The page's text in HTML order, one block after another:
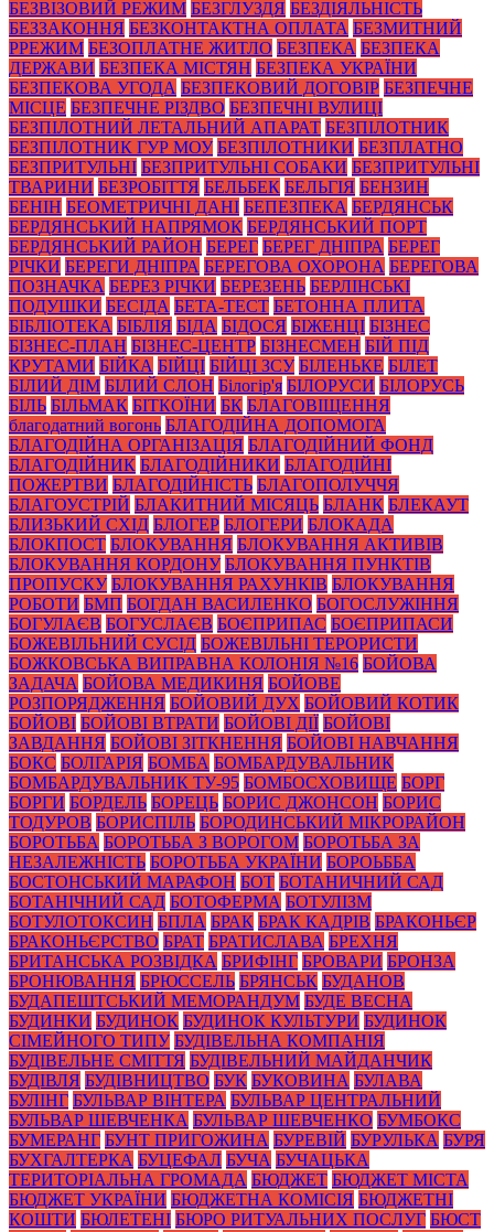
БЕЗВІЗОВИЙ РЕЖИМ БЕЗГЛУЗДЯ БЕЗДІЯЛЬНІСТЬ
БЕЗЗАКОННЯ БЕЗКОНТАКТНА ОПЛАТА БЕЗМИТНИЙ
РРЕЖИМ БЕЗОПЛАТНЕ ЖИТЛО БЕЗПЕКА БЕЗПЕКА
ДЕРЖАВИ БЕЗПЕКА МІСТЯН БЕЗПЕКА УКРАЇНИ
БЕЗПЕКОВА УГОДА БЕЗПЕКОВИЙ ДОГОВІР БЕЗПЕЧНЕ
МІСЦЕ БЕЗПЕЧНЕ РІЗДВО БЕЗПЕЧНІ ВУЛИЦІ
БЕЗПІЛОТНИЙ ЛЕТАЛЬНИЙ АПАРАТ БЕЗПІЛОТНИК
БЕЗПІЛОТНИК ГУР МОУ БЕЗПІЛОТНИКИ БЕЗПЛАТНО
БЕЗПРИТУЛЬНІ БЕЗПРИТУЛЬНІ СОБАКИ БЕЗПРИТУЛЬНІ
ТВАРИНИ БЕЗРОБІТТЯ БЕЛЬБЕК БЕЛЬГІЯ БЕНЗИН
БЕНІН БЕОМЕТРИЧНІ ДАНІ БЕПЕЗПЕКА БЕРДЯНСЬК
БЕРДЯНСЬКИЙ НАПРЯМОК БЕРДЯНСЬКИЙ ПОРТ
БЕРДЯНСЬКИЙ РАЙОН БЕРЕГ БЕРЕГ ДНІПРА БЕРЕГ
РІЧКИ БЕРЕГИ ДНІПРА БЕРЕГОВА ОХОРОНА БЕРЕГОВА
ПОЗНАЧКА БЕРЕЗ РІЧКИ БЕРЕЗЕНЬ БЕРЛІНСЬКІ
ПОДУШКИ БЕСІДА БЕТА-ТЕСТ БЕТОННА ПЛИТА
БІБЛІОТЕКА БІБЛІЯ БІДА БІДОСЯ БІЖЕНЦІ БІЗНЕС
БІЗНЕС-ПЛАН БІЗНЕС-ЦЕНТР БІЗНЕСМЕН БІЙ ПІД
КРУТАМИ БІЙКА БІЙЦІ БІЙЦІ ЗСУ БІЛЕНЬКЕ БІЛЕТ
БІЛИЙ ДІМ БІЛИЙ СЛОН Білогір'я БІЛОРУСИ БІЛОРУСЬ
БІЛЬ БІЛЬМАК БІТКОЇНИ БК БЛАГОВІЩЕННЯ
благодатний вогонь БЛАГОДІЙНА ДОПОМОГА
БЛАГОДІЙНА ОРГАНІЗАЦІЯ БЛАГОДІЙНИЙ ФОНД
БЛАГОДІЙНИК БЛАГОДІЙНИКИ БЛАГОДІЙНІ
ПОЖЕРТВИ БЛАГОДІЙНІСТЬ БЛАГОПОЛУЧЧЯ
БЛАГОУСТРІЙ БЛАКИТНИЙ МІСЯЦЬ БЛАНК БЛЕКАУТ
БЛИЗЬКИЙ СХІД БЛОГЕР БЛОГЕРИ БЛОКАДА
БЛОКПОСТ БЛОКУВАННЯ БЛОКУВАННЯ АКТИВІВ
БЛОКУВАННЯ КОРДОНУ БЛОКУВАННЯ ПУНКТІВ
ПРОПУСКУ БЛОКУВАННЯ РАХУНКІВ БЛОКУВАННЯ
РОБОТИ БМП БОГДАН ВАСИЛЕНКО БОГОСЛУЖІННЯ
БОГУЛАЄВ БОГУСЛАЄВ БОЄПРИПАС БОЄПРИПАСИ
БОЖЕВІЛЬНИЙ СУСІД БОЖЕВІЛЬНІ ТЕРОРИСТИ
БОЖКОВСЬКА ВИПРАВНА КОЛОНІЯ №16 БОЙОВА
ЗАДАЧА БОЙОВА МЕДИКИНЯ БОЙОВЕ
РОЗПОРЯДЖЕННЯ БОЙОВИЙ ДУХ БОЙОВИЙ КОТИК
БОЙОВІ БОЙОВІ ВТРАТИ БОЙОВІ ДІЇ БОЙОВІ
ЗАВДАННЯ БОЙОВІ ЗІТКНЕННЯ БОЙОВІ НАВЧАННЯ
БОКС БОЛГАРІЯ БОМБА БОМБАРДУВАЛЬНИК
БОМБАРДУВАЛЬНИК ТУ-95 БОМБОСХОВИЩЕ БОРГ
БОРГИ БОРДЕЛЬ БОРЕЦЬ БОРИС ДЖОНСОН БОРИС
ТОДУРОВ БОРИСПІЛЬ БОРОДИНСЬКИЙ МІКРОРАЙОН
БОРОТЬБА БОРОТЬБА З ВОРОГОМ БОРОТЬБА ЗА
НЕЗАЛЕЖНІСТЬ БОРОТЬБА УКРАЇНИ БОРОЬББА
БОСТОНСЬКИЙ МАРАФОН БОТ БОТАНИЧНИЙ САД
БОТАНІЧНИЙ САД БОТОФЕРМА БОТУЛІЗМ
БОТУЛОТОКСИН БПЛА БРАК БРАК КАДРІВ БРАКОНЬЄР
БРАКОНЬЄРСТВО БРАТ БРАТИСЛАВА БРЕХНЯ
БРИТАНСЬКА РОЗВІДКА БРИФІНГ БРОВАРИ БРОНЗА
БРОНЮВАННЯ БРЮССЕЛЬ БРЯНСЬК БУДАНОВ
БУДАПЕШТСЬКИЙ МЕМОРАНДУМ БУДЕ ВЕСНА
БУДИНКИ БУДИНОК БУДИНОК КУЛЬТУРИ БУДИНОК
СІМЕЙНОГО ТИПУ БУДІВЕЛЬНА КОМПАНІЯ
БУДІВЕЛЬНЕ СМІТТЯ БУДІВЕЛЬНИЙ МАЙДАНЧИК
БУДІВЛЯ БУДІВНИЦТВО БУК БУКОВИНА БУЛАВА
БУЛІНГ БУЛЬВАР ВІНТЕРА БУЛЬВАР ЦЕНТРАЛЬНИЙ
БУЛЬВАР ШЕВЧЕНКА БУЛЬВАР ШЕВЧЕНКО БУМБОКС
БУМЕРАНГ БУНТ ПРИГОЖИНА БУРЕВІЙ БУРУЛЬКА БУРЯ
БУХГАЛТЕРКА БУЦЕФАЛ БУЧА БУЧАЦЬКА
ТЕРИТОРІАЛЬНА ГРОМАДА БЮДЖЕТ БЮДЖЕТ МІСТА
БЮДЖЕТ УКРАЇНИ БЮДЖЕТНА КОМІСІЯ БЮДЖЕТНІ
КОШТИ БЮЛЕТЕНІ БЮРО РИТУАЛЬНИХ ПОСЛУГ БЮСТ